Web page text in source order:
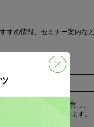
すめ情報、セミナー案内な
」に同意し、
ガジンの配信を希望します。